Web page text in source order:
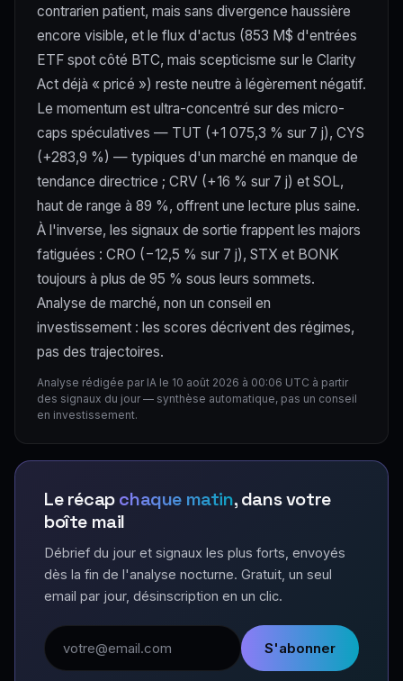
contrarien patient, mais sans divergence haussière
encore visible, et le flux d'actus (853 M$ d'entrées
ETF spot côté BTC, mais scepticisme sur le Clarity
Act déjà « pricé ») reste neutre à légèrement négatif.
Le momentum est ultra-concentré sur des micro-
caps spéculatives — TUT (+1 075,3 % sur 7 j), CYS
(+283,9 %) — typiques d'un marché en manque de
tendance directrice ; CRV (+16 % sur 7 j) et SOL,
haut de range à 89 %, offrent une lecture plus saine.
À l'inverse, les signaux de sortie frappent les majors
fatiguées : CRO (−12,5 % sur 7 j), STX et BONK
toujours à plus de 95 % sous leurs sommets.
Analyse de marché, non un conseil en
investissement : les scores décrivent des régimes,
pas des trajectoires.
Analyse rédigée par IA le 10 août 2026 à 00:06 UTC à partir
des signaux du jour — synthèse automatique, pas un conseil
en investissement.
Le récapchaque matin, dans votre
boîte mail
Débrief du jour et signaux les plus forts, envoyés
dès la fin de l'analyse nocturne. Gratuit, un seul
email par jour, désinscription en un clic.
Adresse email
S'abonner